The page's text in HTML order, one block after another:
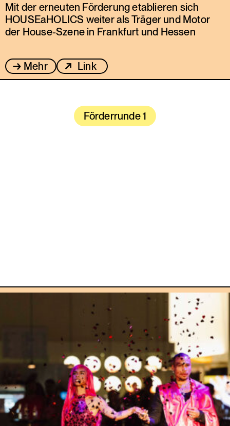
Mit der erneuten Förderung etablieren sich
HOUSEaHOLICS weiter als Träger und Motor
der House-Szene in Frankfurt und Hessen
Mehr Link
Förderrunde 1